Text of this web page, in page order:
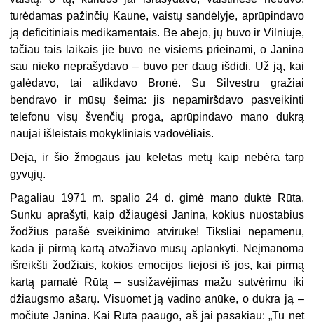
turėdamas pažinčių Kaune, vaistų sandėlyje, aprūpindavo
ją deficitiniais medikamentais. Be abejo, jų buvo ir Vilniuje,
tačiau tais laikais jie buvo ne visiems prieinami, o Janina
sau nieko neprašydavo – buvo per daug išdidi. Už ją, kai
galėdavo, tai atlikdavo Bronė. Su Silvestru gražiai
bendravo ir mūsų šeima: jis nepamiršdavo pasveikinti
telefonu visų švenčių proga, aprūpindavo mano dukrą
naujai išleistais mokykliniais vadovėliais.
Deja, ir šio žmogaus jau keletas metų kaip nebėra tarp
gyvųjų.
Pagaliau 1971 m. spalio 24 d. gimė mano duktė Rūta.
Sunku aprašyti, kaip džiaugėsi Janina, kokius nuostabius
žodžius parašė sveikinimo atviruke! Tiksliai nepamenu,
kada ji pirmą kartą atvažiavo mūsų aplankyti. Neįmanoma
išreikšti žodžiais, kokios emocijos liejosi iš jos, kai pirmą
kartą pamatė Rūtą – susižavėjimas mažu sutvėrimu iki
džiaugsmo ašarų. Visuomet ją vadino anūke, o dukra ją –
močiute Janina. Kai Rūta paaugo, aš jai pasakiau: „Tu net